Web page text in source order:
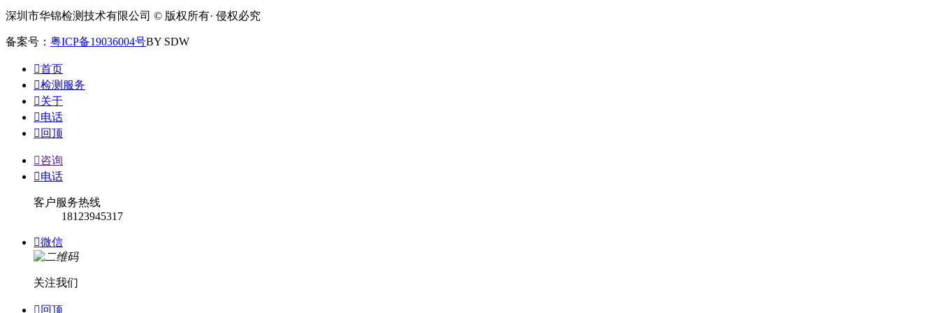
深圳市华锦检测技术有限公司 © 版权所有· 侵权必究
备案号： 粤ICP备19036004号BY SDW
首页
检测服务
关于
电话
 回顶
咨询
电话
客户服务热线
18123945317
微信
关注我们
 回顶